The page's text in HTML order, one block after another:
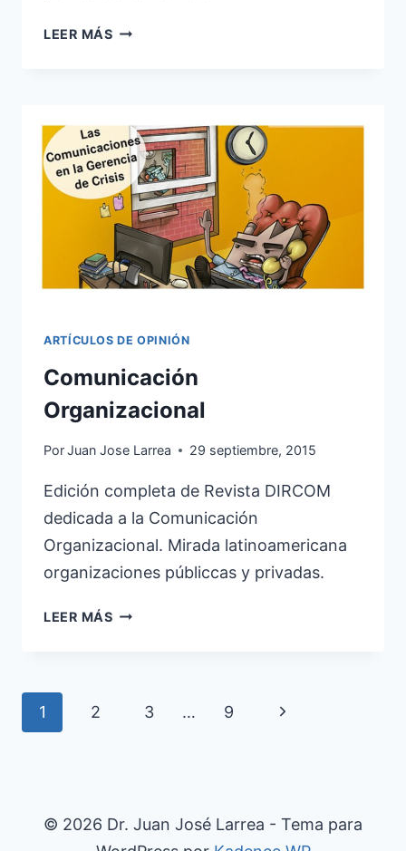
LEER MÁSPUBLICIDAD
ARTÍCULOS DE OPINIÓN
Comunicación
Organizacional
PorJuan Jose Larrea 29 septiembre, 2015
Edición completa de Revista DIRCOM
dedicada a la Comunicación
Organizacional. Mirada latinoamericana
organizaciones públiccas y privadas.
LEER MÁSCOMUNICACIÓN
Navegación
de
1 2 3 … 9
Siguiente
© 2026 Dr. Juan José Larrea - Tema para